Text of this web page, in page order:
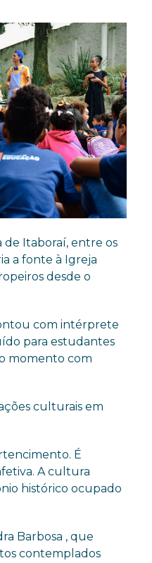
de Itaboraí, entre os
a fonte à Igreja
desde o
com intérprete
para estudantes
momento com
culturais em
É
A cultura
histórico ocupado
Barbosa , que
contemplados